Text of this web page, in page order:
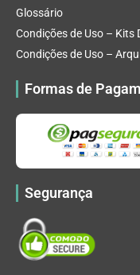
Glossário
Condições de Uso – Kits
Condições de Uso –
Formas de
Segurança